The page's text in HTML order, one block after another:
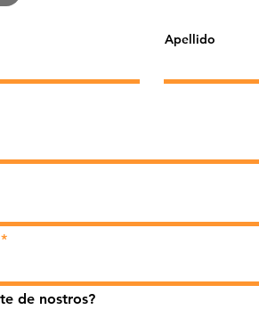
Apellido
de nostros?